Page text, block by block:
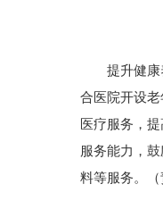
提升健康养
合医院开设
医疗服务，
服务能力，
料等服务。